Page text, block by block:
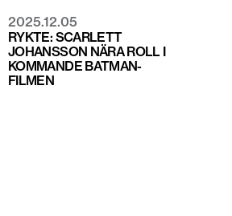
2025.12.05
RYKTE: SCARLETT
JOHANSSON NÄRA ROLL I
KOMMANDE BATMAN-
FILMEN